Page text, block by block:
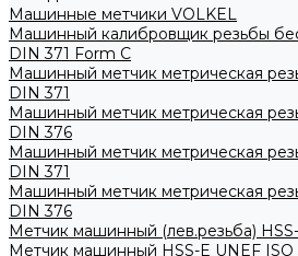
Машинные метчики VOLKEL
Машинный калибровщик резьбы
DIN 371 Form C
Машинный метчик метрическая
DIN 371
Машинный метчик метрическая
DIN 376
Машинный метчик метрическая
DIN 371
Машинный метчик метрическая
DIN 376
Метчик машинный (лев.резьба)
Метчик машинный HSS-E UNEF ISO